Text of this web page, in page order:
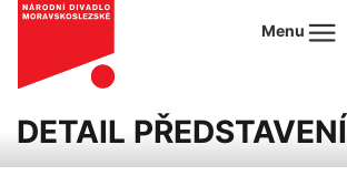
Menu
DETAIL PŘEDSTAVENÍ